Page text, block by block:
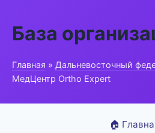
База
Главная » Дальневосточный
МедЦентр Ortho Expert
🏠